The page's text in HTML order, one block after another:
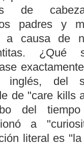
de
padres y
a causa de
¿Qué
inglés, del
de "care kills
del tiempo
a
literal es